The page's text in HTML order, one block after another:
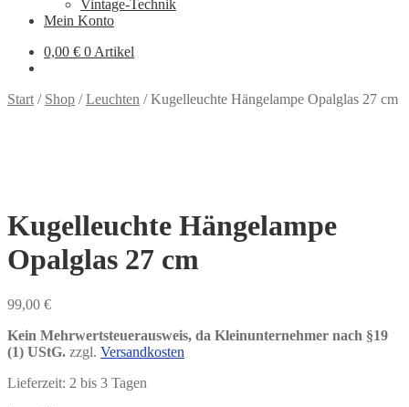
Vintage-Technik
Mein Konto
0,00 € 0 Artikel
Start / Shop /Leuchten /Kugelleuchte Hängelampe Opalglas 27 cm
Kugelleuchte Hängelampe
Opalglas 27 cm
99,00 €
Kein Mehrwertsteuerausweis, da Kleinunternehmer nach §19
(1) UStG. zzgl. Versandkosten
Lieferzeit: 2 bis 3 Tagen